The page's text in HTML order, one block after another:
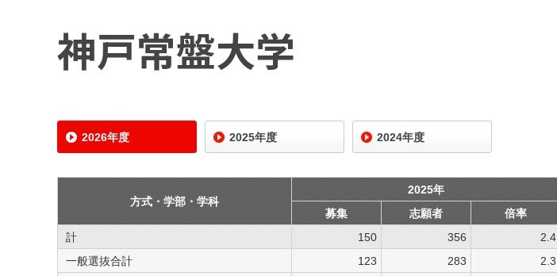
神戸常盤大学
2026年度 2025年度 2024年度
方式・学部・学科
2025年
募集
志願者 倍率
計
150 356 2.4
一般選抜合計
123 283 2.3